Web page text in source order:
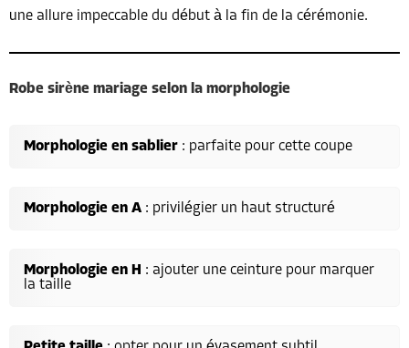
une allure impeccable du début à la fin de la cérémonie.
Robe sirène mariage selon la morphologie
Morphologie en sablier : parfaite pour cette coupe
Morphologie en A : privilégier un haut structuré
Morphologie en H : ajouter une ceinture pour marquer
la taille